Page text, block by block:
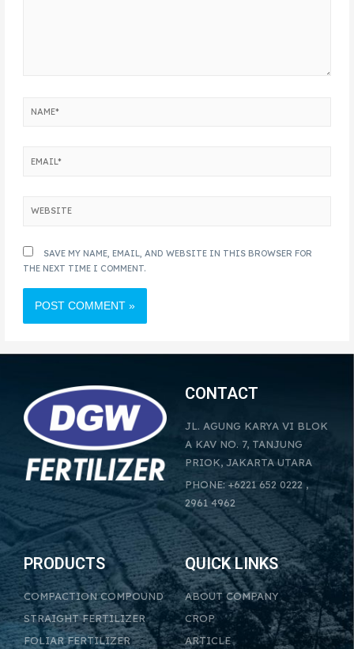
SAVE MY NAME, EMAIL, AND WEBSITE IN THIS BROWSER FOR
THE NEXT TIME I COMMENT.
CONTACT
JL. AGUNG KARYA VI BLOK
A KAV NO. 7, TANJUNG
PRIOK, JAKARTA UTARA
PHONE: +6221 652 0222 ,
2961 4962
PRODUCTS
COMPACTION COMPOUND
STRAIGHT FERTILIZER
FOLIAR FERTILIZER
QUICK LINKS
ABOUT COMPANY
CROP
ARTICLE